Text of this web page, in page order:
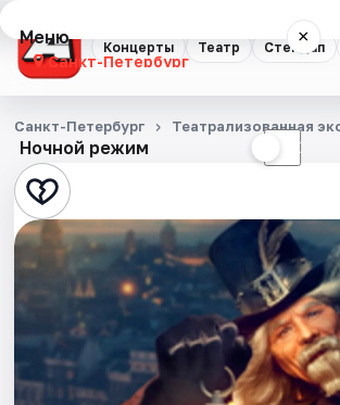
Концерты Театр Стендап
Меню ×
Санкт-Петербург
Концерты
Театр
Стендап
Выставки
Квесты
Экскурсии
Ночной режим ☾
Санкт-Петербург Театрализованная